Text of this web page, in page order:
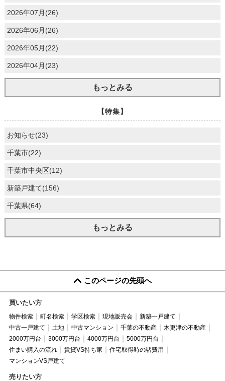
2026年07月(26)
2026年06月(26)
2026年05月(22)
2026年04月(23)
もっとみる
【特集】
お知らせ(23)
千葉市(22)
千葉市中央区(12)
新築戸建て(156)
千葉県(64)
もっとみる
このページの先頭へ
買いたい方
物件検索 町名検索 学区検索 現地販売会
新築一戸建て
中古一戸建て
土地 中古マンション 千葉の不動産
木更津の不動産
2000万円台
3000万円台 4000万円台
5000万円台
住まい購入の流れ
賃貸VS持ち家
住宅取得時の諸費用
マンションVS戸建て
売りたい方